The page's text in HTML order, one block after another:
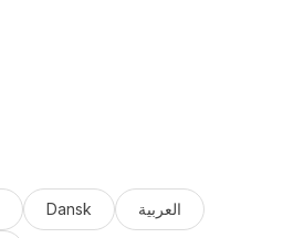
Dansk العربية